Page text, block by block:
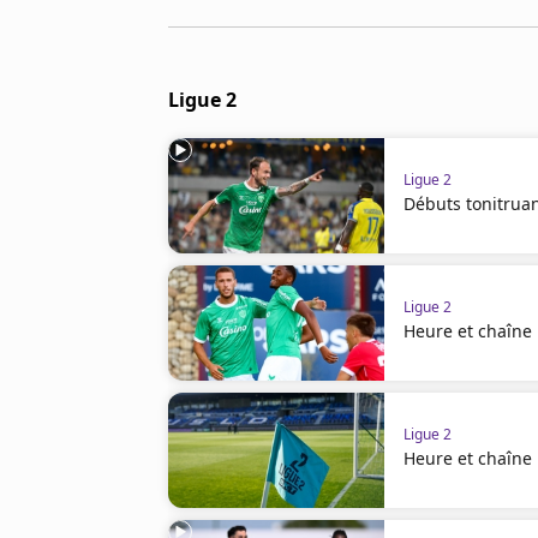
Ligue 2
Ligue 2
Débuts
Ligue 2
Heure et chaîne
Ligue 2
Heure et chaîne